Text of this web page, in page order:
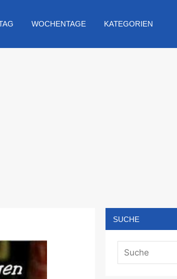
WOCHENTAGE KATEGORIEN
SUCHE